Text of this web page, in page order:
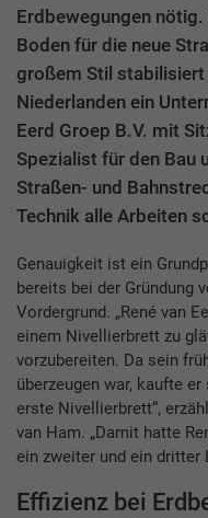
Erdbewegungen
Boden für die neue
großem Stil stabilisiert
Niederlanden ein
Eerd Groep B.V. mit
Spezialist für den Bau
Straßen- und
Technik alle Arbeiten
Genauigkeit ist ein
bereits bei der Gründung
Vordergrund. „René van
einem Nivellierbrett zu
vorzubereiten. Da sein
überzeugen war, kaufte
erste Nivellierbrett“,
van Ham. „Damit hatte
ein zweiter und ein dritter
Effizienz bei